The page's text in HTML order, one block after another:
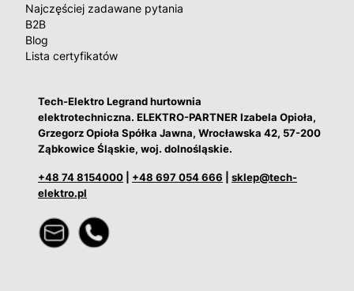
Najczęściej zadawane pytania
B2B
Blog
Lista certyfikatów
Tech-Elektro Legrand hurtownia
elektrotechniczna. ELEKTRO-PARTNER Izabela Opioła,
Grzegorz Opioła Spółka Jawna, Wrocławska 42, 57-200
Ząbkowice Śląskie, woj. dolnośląskie.
+48 74 8154000 +48 697 054 666
sklep@tech-
elektro.pl